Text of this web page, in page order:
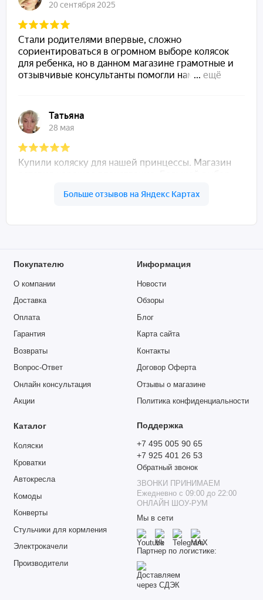
Покупателю
О компании
Доставка
Оплата
Гарантия
Возвраты
Вопрос-Ответ
Онлайн консультация
Акции
Информация
Новости
Обзоры
Блог
Карта сайта
Контакты
Договор Оферта
Отзывы о магазине
Политика конфиденциальности
Каталог
Коляски
Кроватки
Автокресла
Комоды
Конверты
Стульчики для кормления
Электрокачели
Производители
Поддержка
+7 495 005 90 65
+7 925 401 26 53
Обратный звонок
ЗВОНКИ ПРИНИМАЕМ
Ежедневно с 09:00 до 22:00
ОНЛАЙН ШОУ-РУМ
Мы в сети
Партнер по логистике: